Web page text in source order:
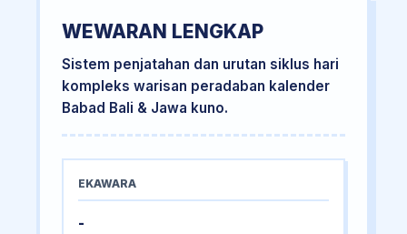
WEWARAN LENGKAP
Sistem penjatahan dan urutan siklus hari
kompleks warisan peradaban kalender
Babad Bali & Jawa kuno.
EKAWARA
-